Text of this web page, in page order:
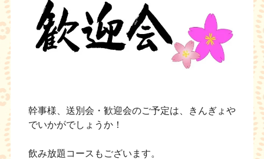
幹事様、送別会・歓迎会のご予定は、きんぎょや
でいかがでしょうか！
飲み放題コースもございます。